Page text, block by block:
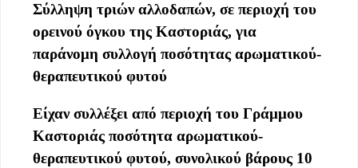
Σύλληψη τριών αλλοδαπών, σε περιοχή του
ορεινού όγκου της Καστοριάς, για
παράνομη συλλογή ποσότητας αρωματικού-
θεραπευτικού φυτού
Είχαν συλλέξει από περιοχή του Γράμμου
Καστοριάς ποσότητα αρωματικού-
θεραπευτικού φυτού, συνολικού βάρους 10